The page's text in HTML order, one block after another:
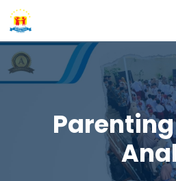
Skip
to
content